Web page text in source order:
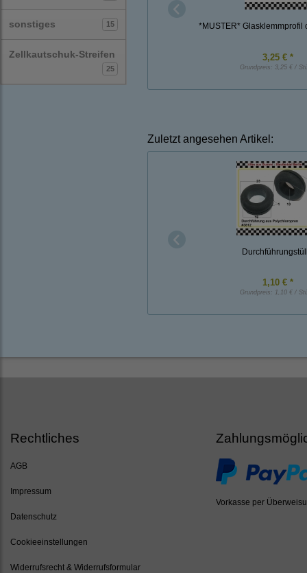
sonstiges 15
Zellkautschuk-Streifen
25
*MUSTER* Glasklemmprofil
3,25 € *
Grundpreis: 3,25 € /
Zuletzt angesehen Artikel:
1,10 € *
Grundpreis: 1,10 € /
Rechtliches
AGB
Impressum
Datenschutz
Cookieeinstellungen
Widerrufsrecht & Widerrufsformular
Vorkasse per